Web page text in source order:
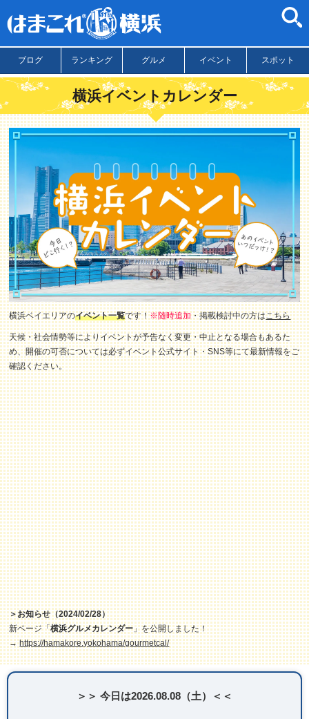
ブログ ランキング グルメ イベント スポット
横浜イベントカレンダー
横浜ベイエリアのイベント一覧です！※随時追加・掲載検討中の方はこちら
天候・社会情勢等によりイベントが予告なく変更・中止となる場合もあるた
め、開催の可否については必ずイベント公式サイト・SNS等にて最新情報をご
確認ください。
＞お知らせ（2024/02/28）
新ページ「横浜グルメカレンダー」を公開しました！
→https://hamakore.yokohama/gourmetcal/
＞＞ 今日は2026.08.08（土）＜＜